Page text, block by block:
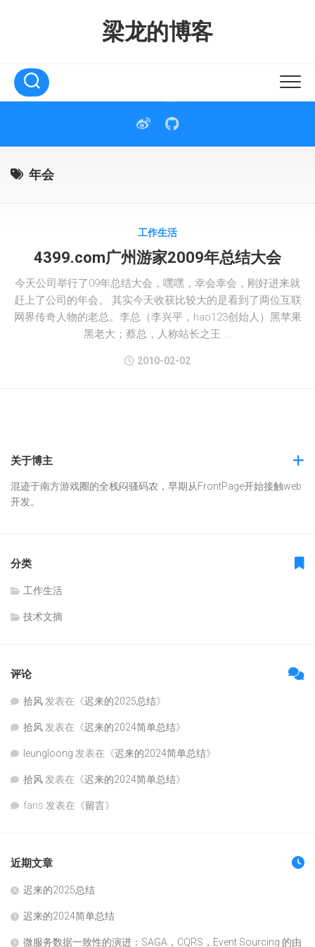
梁龙的博客
年会
工作生活
4399.com广州游家2009年总结大会
今天公司举行了09年总结大会，嘿嘿，幸会幸会，刚好进来就
赶上了公司的年会。 其实今天收获比较大的是看到了两位互联
网界传奇人物的老总。李总（李兴平，hao123创始人）黑苹果
黑老大；蔡总，人称站长之王 ...
2010-02-02
关于博主
混迹于南方游戏圈的全栈闷骚码农，早期从FrontPage开始接触web
开发。
分类
工作生活
技术文摘
评论
拾风 发表在《迟来的2025总结》
拾风 发表在《迟来的2024简单总结》
leungloong 发表在《迟来的2024简单总结》
拾风 发表在《迟来的2024简单总结》
fans 发表在《留言》
近期文章
迟来的2025总结
迟来的2024简单总结
微服务数据一致性的演进：SAGA，CQRS，Event Sourcing 的由